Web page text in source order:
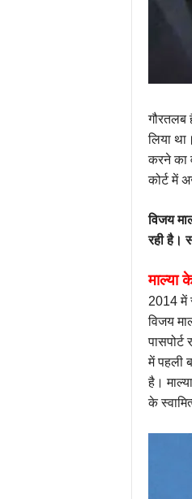
गौरतलब
लिया
करने का
कोर्ट में
विजय
रही है।
माल्या
2014 में
विजय
में पहली
है।
के